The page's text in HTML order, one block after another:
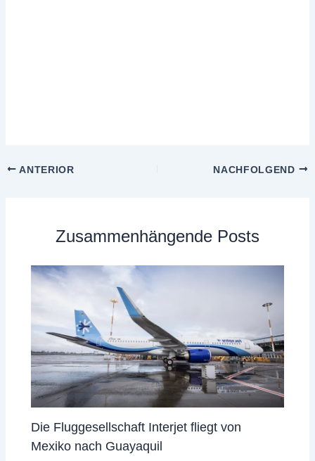
ANTERIOR NACHFOLGEND
Zusammenhängende Posts
Die Fluggesellschaft Interjet fliegt von
Mexiko nach Guayaquil